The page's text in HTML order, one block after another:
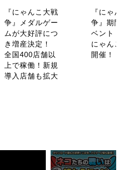
『にゃんこ大戦
争』メダルゲー
ムが大好評につ
き増産決定！
全国400店舗以
上で稼働！新規
導入店舗も拡大
『にゃ
争』期
ベント
にゃん
開催！